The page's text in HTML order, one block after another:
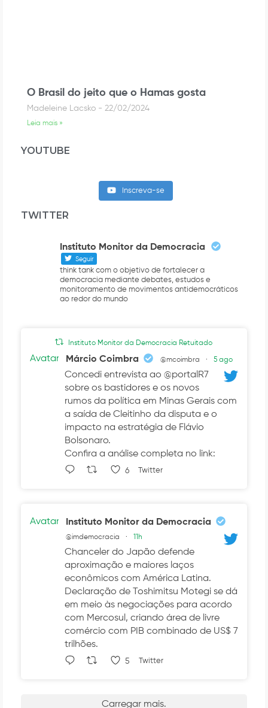
O Brasil do jeito que o Hamas gosta
Madeleine Lacsko 22/02/2024
Leia mais »
YOUTUBE
Inscreva-se
TWITTER
Instituto Monitor da Democracia
Seguir
think tank com o objetivo de fortalecer a
democracia mediante debates, estudos e
monitoramento de movimentos antidemocráticos
ao redor do mundo
Instituto Monitor da Democracia Retuitado
Avatar Márcio Coimbra @mcoimbra · 5 ago
Concedi entrevista ao @portalR7
sobre os bastidores e os novos
rumos da política em Minas Gerais com
a saída de Cleitinho da disputa e o
impacto na estratégia de Flávio
Bolsonaro.
Confira a análise completa no link:
6 Twitter
Avatar Instituto Monitor da Democracia
@imdemocracia · 11h
Chanceler do Japão defende
aproximação e maiores laços
econômicos com América Latina.
Declaração de Toshimitsu Motegi se dá
em meio às negociações para acordo
com Mercosul, criando área de livre
comércio com PIB combinado de US$ 7
trilhões.
5 Twitter
Carregar mais.